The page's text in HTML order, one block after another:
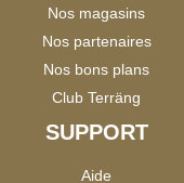
Nos magasins
Nos partenaires
Nos bons plans
Club Terräng
SUPPORT
Aide